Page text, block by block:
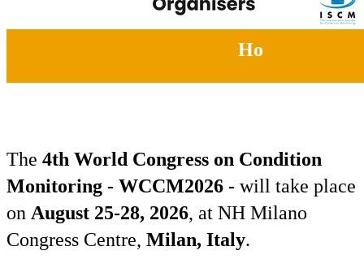
Но
The 4th World Congress on Condition
Monitoring - WCCM2026 - will take place
on August 25-28, 2026, at NH Milano
Congress Centre, Milan, Italy.